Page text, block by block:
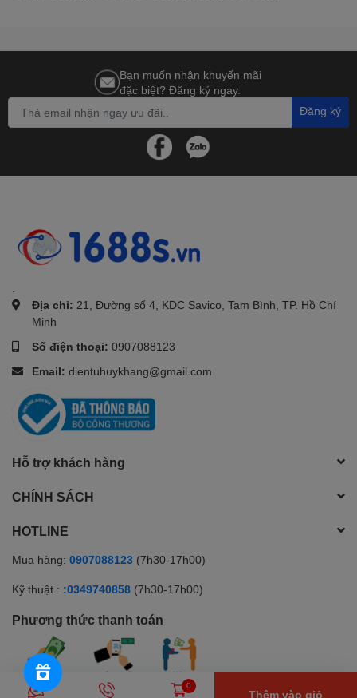
Bạn muốn nhận khuyến mãi
đặc biệt? Đăng ký ngay.
Đăng ký
Địa chỉ: 21, Đường số 4, KDC Savico, Tam Bình, TP. Hồ Chí
Minh
Số điện thoại: 0907088123
Email: dientuhuykhang@gmail.com
Hỗ trợ khách hàng
CHÍNH SÁCH
HOTLINE
Mua hàng: 0907088123 (7h30-17h00)
Kỹ thuật : :0349740858 (7h30-17h00)
Phương thức thanh toán
0
Thêm vào giỏ